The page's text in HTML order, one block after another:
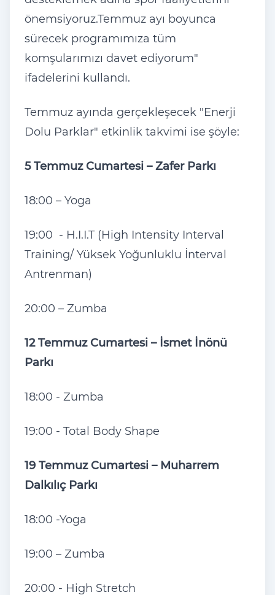
önemsiyoruz.Temmuz ayı boyunca
sürecek programımıza tüm
komşularımızı davet ediyorum"
ifadelerini kullandı.
Temmuz ayında gerçekleşecek "Enerji
Dolu Parklar" etkinlik takvimi ise şöyle:
5 Temmuz Cumartesi – Zafer Parkı
18:00 – Yoga
19:00 - H.I.I.T (High Intensity Interval
Training/ Yüksek Yoğunluklu İnterval
Antrenman)
20:00 – Zumba
12 Temmuz Cumartesi – İsmet İnönü
Parkı
18:00 - Zumba
19:00 - Total Body Shape
19 Temmuz Cumartesi – Muharrem
Dalkılıç Parkı
18:00 -Yoga
19:00 – Zumba
20:00 - High Stretch